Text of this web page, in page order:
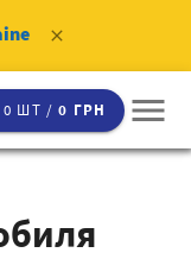
clear
0 ШТ /0 ГРН menu